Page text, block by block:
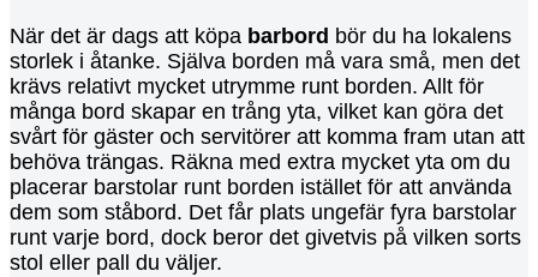
När det är dags att köpa barbord bör du ha lokalens
storlek i åtanke. Själva borden må vara små, men det
krävs relativt mycket utrymme runt borden. Allt för
många bord skapar en trång yta, vilket kan göra det
svårt för gäster och servitörer att komma fram utan att
behöva trängas. Räkna med extra mycket yta om du
placerar barstolar runt borden istället för att använda
dem som ståbord. Det får plats ungefär fyra barstolar
runt varje bord, dock beror det givetvis på vilken sorts
stol eller pall du väljer.